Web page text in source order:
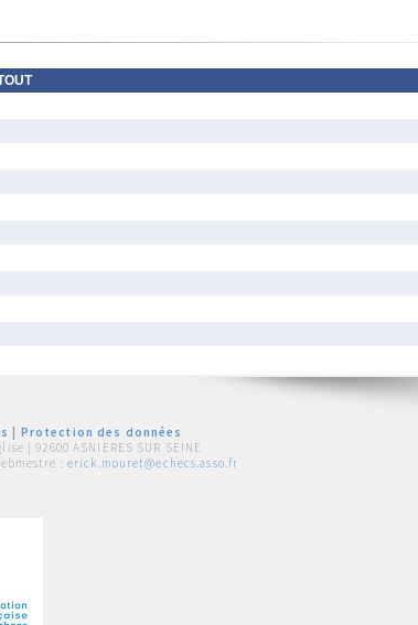
Protection des données
| 92600 ASNIERES SUR SEINE
: erick.mouret@echecs.asso.fr